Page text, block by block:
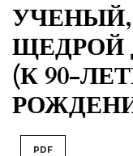
ЩЕДРОЙ
(К 90-
PDF